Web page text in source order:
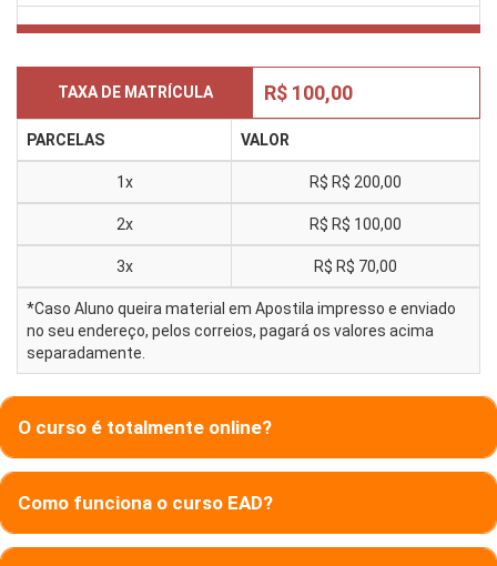
TAXA DE MATRÍCULA R$ 100,00
PARCELAS VALOR
1x R$ R$ 200,00
2x R$ R$ 100,00
3x R$ R$ 70,00
*Caso Aluno queira material em Apostila impresso e enviado
no seu endereço, pelos correios, pagará os valores acima
separadamente.
O curso é totalmente online?
Como funciona o curso EAD?